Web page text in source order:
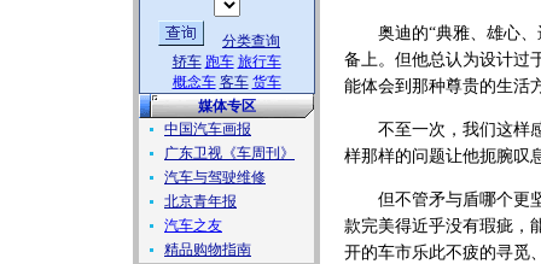
分类查询
轿车 跑车 旅行车
概念车 客车 货车
媒体专区
中国汽车画报
广东卫视《车周刊》
汽车与驾驶维修
北京青年报
汽车之友
精品购物指南
奥迪的“典雅、雄心、
备上。但他总认为设计过
能体会到那种尊贵的生活
不至一次，我们这样感
样那样的问题让他扼腕叹
但不管矛与盾哪个更坚
款完美得近乎没有瑕疵，
开的车市乐此不疲的寻觅